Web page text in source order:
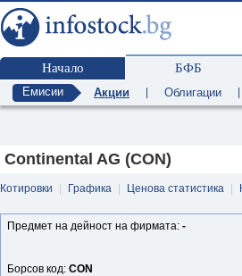
Начало БФБ
Емисии Акции Облигации
Continental AG (CON)
Котировки Графика Ценова статистика
Предмет на дейност на фирмата: -
Борсов код: CON